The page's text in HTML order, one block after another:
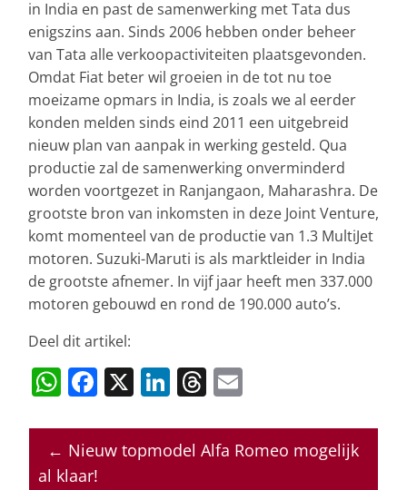
in India en past de samenwerking met Tata dus
enigszins aan. Sinds 2006 hebben onder beheer
van Tata alle verkoopactiviteiten plaatsgevonden.
Omdat Fiat beter wil groeien in de tot nu toe
moeizame opmars in India, is zoals we al eerder
konden melden sinds eind 2011 een uitgebreid
nieuw plan van aanpak in werking gesteld. Qua
productie zal de samenwerking onverminderd
worden voortgezet in Ranjangaon, Maharashra. De
grootste bron van inkomsten in deze Joint Venture,
komt momenteel van de productie van 1.3 MultiJet
motoren. Suzuki-Maruti is als marktleider in India
de grootste afnemer. In vijf jaar heeft men 337.000
motoren gebouwd en rond de 190.000 auto’s.
Deel dit artikel:
W
at
s
F
c
e
X Li
k
e
T
re
a
ai
l
← Nieuw topmodel Alfa Romeo mogelijk
al klaar!